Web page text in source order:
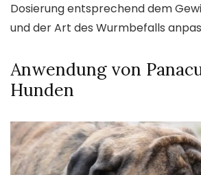
Dosierung entsprechend dem
und der Art des Wurmbefalls
Anwendung von
Hunden